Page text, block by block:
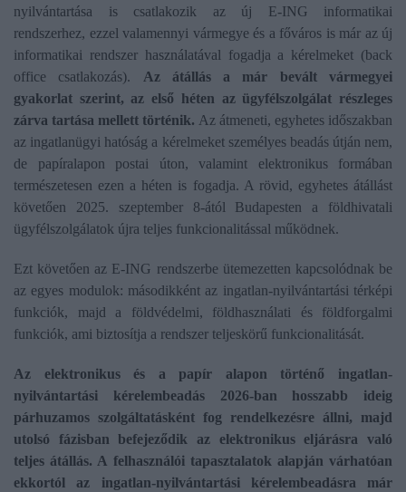
nyilvántartása is csatlakozik az új E-ING informatikai
rendszerhez, ezzel valamennyi vármegye és a főváros is már az új
informatikai rendszer használatával fogadja a kérelmeket (back
office csatlakozás). Az átállás a már bevált vármegyei
gyakorlat szerint, az első héten az ügyfélszolgálat részleges
zárva tartása mellett történik. Az átmeneti, egyhetes időszakban
az ingatlanügyi hatóság a kérelmeket személyes beadás útján nem,
de papíralapon postai úton, valamint elektronikus formában
természetesen ezen a héten is fogadja. A rövid, egyhetes átállást
követően 2025. szeptember 8-ától Budapesten a földhivatali
ügyfélszolgálatok újra teljes funkcionalitással működnek.
Ezt követően az E-ING rendszerbe ütemezetten kapcsolódnak be
az egyes modulok: másodikként az ingatlan-nyilvántartási térképi
funkciók, majd a földvédelmi, földhasználati és földforgalmi
funkciók, ami biztosítja a rendszer teljeskörű funkcionalitását.
Az elektronikus és a papír alapon történő ingatlan-
nyilvántartási kérelembeadás 2026-ban hosszabb ideig
párhuzamos szolgáltatásként fog rendelkezésre állni, majd
utolsó fázisban befejeződik az elektronikus eljárásra való
teljes átállás. A felhasználói tapasztalatok alapján várhatóan
ekkortól az ingatlan-nyilvántartási kérelembeadásra már